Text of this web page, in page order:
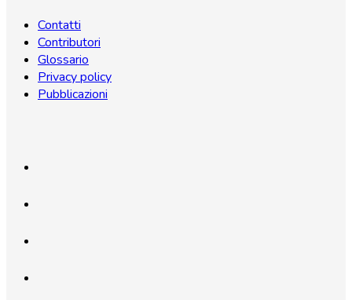
Contatti
Contributori
Glossario
Privacy policy
Pubblicazioni